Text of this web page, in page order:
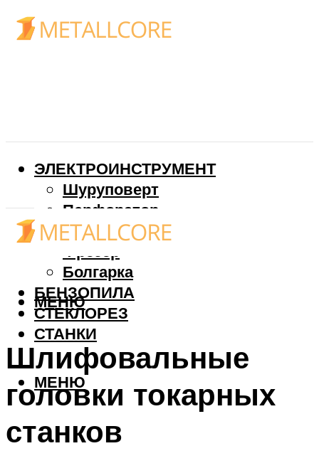
ЭЛЕКТРОИНСТРУМЕНТ
Шуруповерт
Перфоратор
Дрель
Фрезер
Болгарка
БЕНЗОПИЛА
СТЕКЛОРЕЗ
СТАНКИ
МЕНЮ
МЕНЮ
Шлифовальные
головки токарных
станков